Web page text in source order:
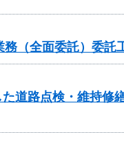
（全面委託）委託
路点検・維持修